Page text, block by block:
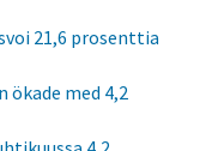
21,6 prosenttia
med 4,2